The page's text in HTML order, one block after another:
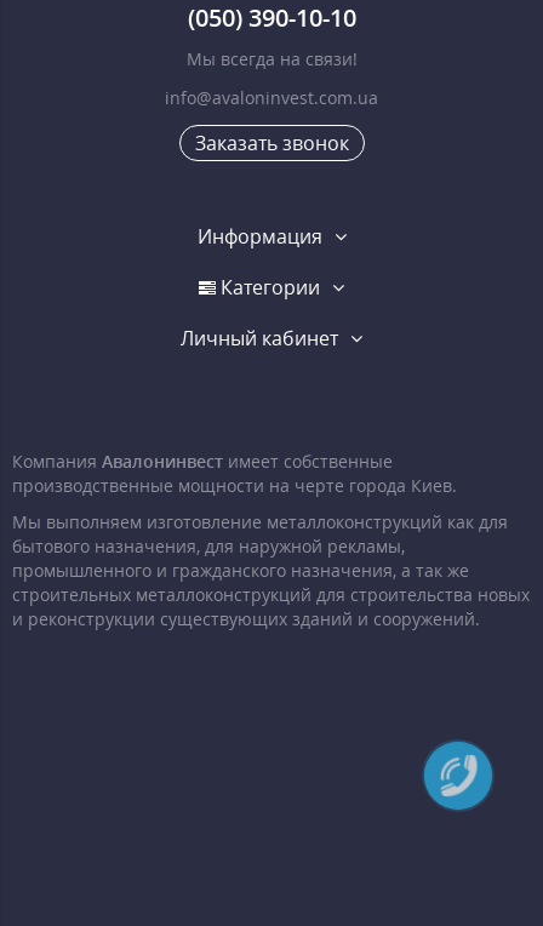
(050) 390-10-10
Мы всегда на связи!
info@avaloninvest.com.ua
Заказать звонок
Информация
Категории
Личный кабинет
Компания Авалонинвест имеет собственные
производственные мощности на черте города Киев.
Мы выполняем изготовление металлоконструкций как для
бытового назначения, для наружной рекламы,
промышленного и гражданского назначения, а так же
строительных металлоконструкций для строительства новых
и реконструкции существующих зданий и сооружений.